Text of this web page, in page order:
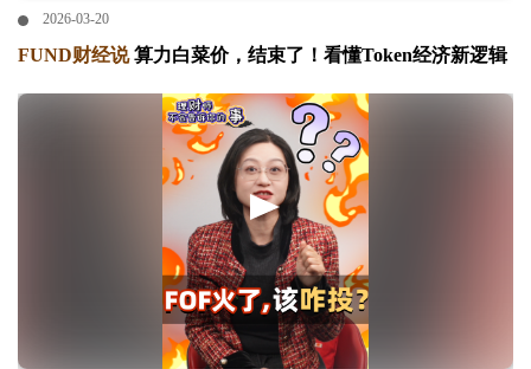
2026-03-20
FUND财经说算力白菜价，结束了！看懂Token经济新逻辑